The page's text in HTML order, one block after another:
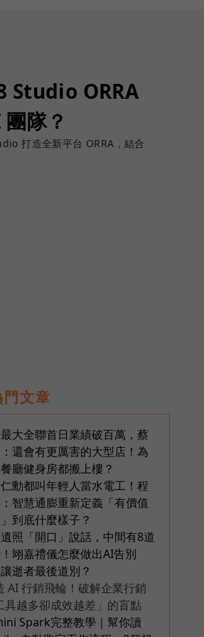
Studio ORRA
隊？
打造全新平台 ORRA，結合
文章
大全聯首日業績破百萬，蔡
還會有更厲害的大型店！為
廳健身房都搬上樓？
勳都叫年輕人當水電工！程
智慧通膨重新定義「有價值
到底什麼樣子？
照「開口」說話，中間有8道
翊嘉禮儀怎麼做出AI告別
逝者最後道別？
AI 行銷飛輪！破解企業行銷
具越多卻成效越差」的盲點
Spark完整教學｜幫你讀